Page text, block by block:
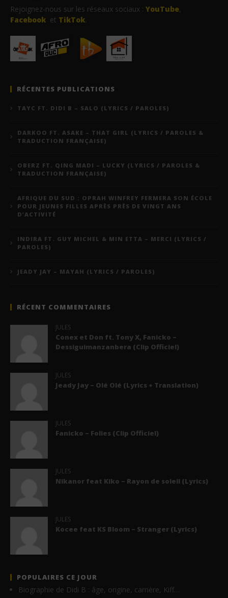
Rejoignez-nous sur les réseaux sociaux : YouTube,
Facebook et TikTok.
RÉCENTES PUBLICATIONS
TAYC FT. DIDI B – SALO (LYRICS / PAROLES)
DARKOO FT. ASAKE – THAT GIRL (LYRICS / PAROLES &
TRADUCTION FRANÇAISE)
OBERZ FT. QING MADI – LUCKY (LYRICS / PAROLES &
TRADUCTION FRANÇAISE)
AFRIQUE DU SUD : OPRAH WINFREY FERMERA SON ÉCOLE
POUR JEUNES FILLES APRÈS PRÈS DE VINGT ANS
D’ACTIVITÉ
INDIRA FT. GUY MICHEL & MIN ETTA – MERCI (LYRICS /
PAROLES)
JEADY JAY – MAYAH (LYRICS / PAROLES)
RÉCENT COMMENTAIRES
JULES
Conex et Don ft. Tony X, Fanicko –
Dessiguimanzanbera (Clip Officiel)
JULES
Jeady Jay – Olé Olé (Lyrics + Translation)
JULES
Fanicko – Folies (Clip Officiel)
JULES
Nikanor feat Kiko – Rayon de soleil (Lyrics)
JULES
Kocee feat KS Bloom – Stranger (Lyrics)
POPULAIRES CE JOUR
Biographie de Didi B : âge, origine, carrière, Kiff…